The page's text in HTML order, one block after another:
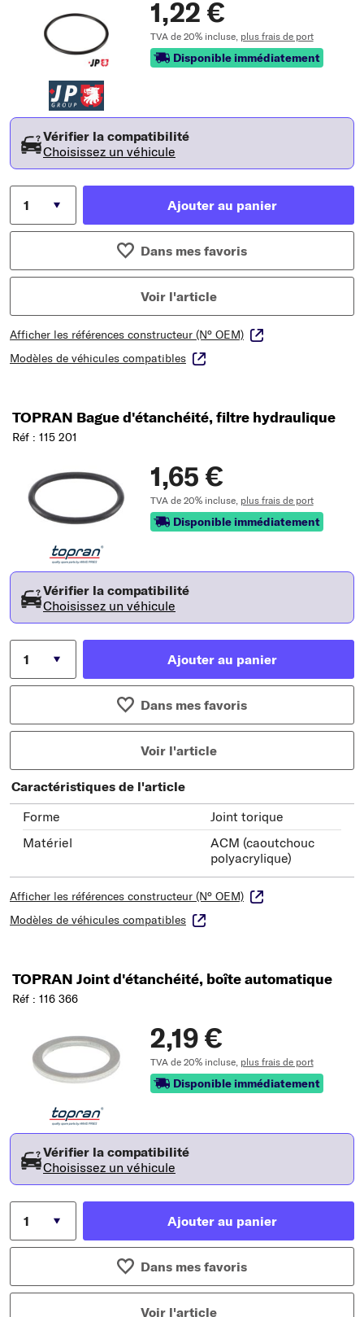
1,22 €
TVA de 20% incluse, plus frais de port
Disponible immédiatement
Vérifier la compatibilité
Choisissez un véhicule
Ajouter au panier
Dans mes favoris
Voir l'article
Afficher les références constructeur (N° OEM)
Modèles de véhicules compatibles
TOPRAN Bague d'étanchéité, filtre hydraulique
Réf : 115 201
1,65 €
TVA de 20% incluse, plus frais de port
Disponible immédiatement
Vérifier la compatibilité
Choisissez un véhicule
Ajouter au panier
Dans mes favoris
Voir l'article
Caractéristiques de l'article
Forme
Joint torique
Matériel
ACM (caoutchouc
polyacrylique)
Afficher les références constructeur (N° OEM)
Modèles de véhicules compatibles
TOPRAN Joint d'étanchéité, boîte automatique
Réf : 116 366
2,19 €
TVA de 20% incluse, plus frais de port
Disponible immédiatement
Vérifier la compatibilité
Choisissez un véhicule
Ajouter au panier
Dans mes favoris
Voir l'article